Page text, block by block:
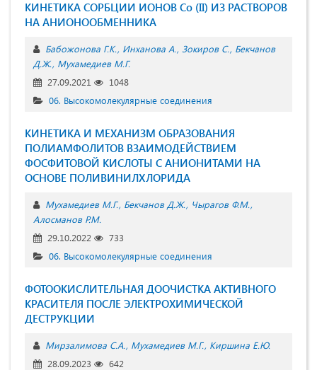
КИНЕТИКА СОРБЦИИ ИОНОВ Cо (II) ИЗ РАСТВОРОВ
НА АНИОНООБМЕННИКА
Бабожонова Г.К. Инханова А. Зокиров С. Бекчанов
Д.Ж. Мухамедиев М.Г.
27.09.2021
1048
06. Высокомолекулярные соединения
КИНЕТИКА И МЕХАНИЗМ ОБРАЗОВАНИЯ
ПОЛИАМФОЛИТОВ ВЗАИМОДЕЙСТВИЕМ
ФОСФИТОВОЙ КИСЛОТЫ С АНИОНИТАМИ НА
ОСНОВЕ ПОЛИВИНИЛХЛОРИДА
Мухамедиев М.Г. Бекчанов Д.Ж.
Чырагов Ф.М.
Алосманов Р.М.
29.10.2022
733
06. Высокомолекулярные соединения
ФОТООКИСЛИТЕЛЬНАЯ ДООЧИСТКА АКТИВНОГО
КРАСИТЕЛЯ ПОСЛЕ ЭЛЕКТРОХИМИЧЕСКОЙ
ДЕСТРУКЦИИ
Мирзалимова С.А. Мухамедиев М.Г. Киршина Е.Ю.
28.09.2023
642